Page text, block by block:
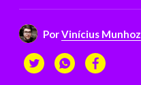
PorVinícius Munhoz